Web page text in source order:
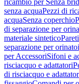
ricambio per Senza
senza acquaPezzi di
acquaSenza coperchio
di separazione per
materiale sintetico
separazione per
per AccessoriSifoni e
risciacquo e adattatori
di risciacquo e